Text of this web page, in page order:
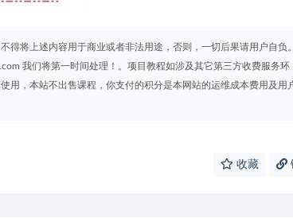
将上述内容用于商业或者非法用途，否则，一切后果请用户自负。
我们将第一时间处理！。项目教程如涉及其它第三方收费服务环
用，本站不出售课程，你支付的积分是本网站的运维成本费用及用
收藏